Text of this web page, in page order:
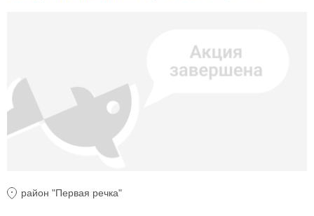
район "Первая речка"